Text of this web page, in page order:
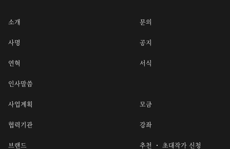
소개
사명
연혁
인사말씀
사업계획
협력기관
브랜드
문의
공지
서식
모금
강좌
추천 ・ 초대작가 신청